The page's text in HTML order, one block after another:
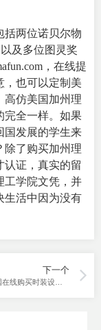
括两位诺贝尔物
及多位图灵奖
，在线提
，也可以定制美
高仿美国加州理
完全一样。如果
国发展的学生来
除了购买加州理
认证，真实的留
工学院文凭，并
生活中因为没有
下一个
2025年人在美国在线购买时装设计与营销学院毕业证方法？